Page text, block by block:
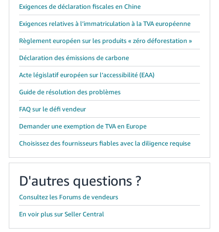
Exigences de déclaration fiscales en Chine
Exigences relatives à l’immatriculation à la TVA européenne
Règlement européen sur les produits « zéro déforestation »
Déclaration des émissions de carbone
Acte législatif européen sur l’accessibilité (EAA)
Guide de résolution des problèmes
FAQ sur le défi vendeur
Demander une exemption de TVA en Europe
Choisissez des fournisseurs fiables avec la diligence requise
D'autres questions ?
Consultez les Forums de vendeurs
En voir plus sur Seller Central